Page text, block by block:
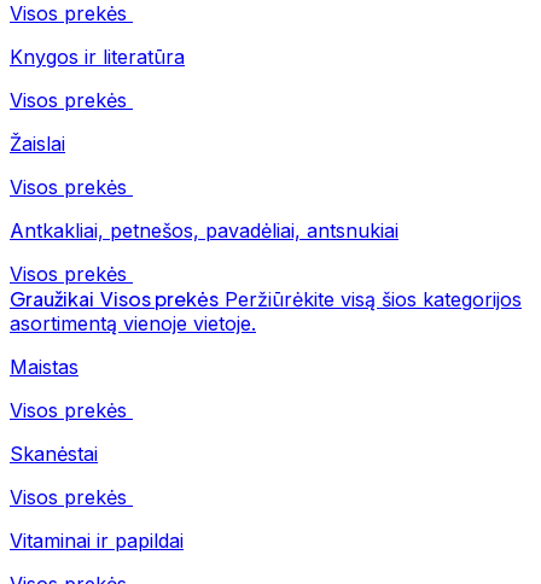
Visos prekės
Knygos ir literatūra
Visos prekės
Žaislai
Visos prekės
Antkakliai, petnešos, pavadėliai, antsnukiai
Visos prekės
Graužikai Visos prekės Peržiūrėkite visą šios kategorijos
asortimentą vienoje vietoje.
Maistas
Visos prekės
Skanėstai
Visos prekės
Vitaminai ir papildai